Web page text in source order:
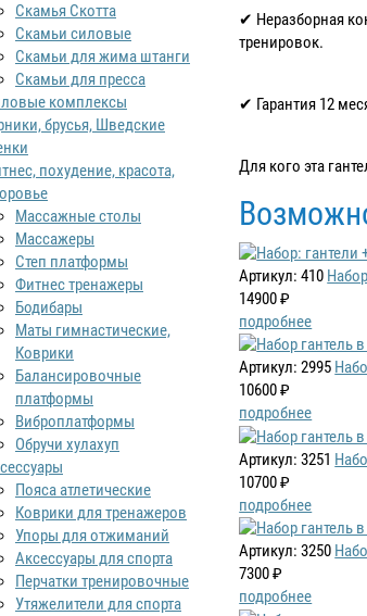
✔ Неразборная
тренировок.
✔ Гарантия 12
Для кого эта
Артикул: 410
14900 ₽
подробнее
Артикул: 2995
10600 ₽
подробнее
Артикул: 3251
10700 ₽
подробнее
Артикул: 3250
7300 ₽
подробнее
Скамья Скотта
Скамьи силовые
Скамьи для жима штанги
Скамьи для пресса
комплексы
брусья, Шведские
похудение, красота,
Массажные столы
Массажеры
Степ платформы
Фитнес тренажеры
Бодибары
Маты гимнастические,
Коврики
Балансировочные
платформы
Виброплатформы
Обручи хулахуп
Пояса атлетические
Коврики для тренажеров
Упоры для отжиманий
Аксессуары для спорта
Перчатки тренировочные
Утяжелители для спорта